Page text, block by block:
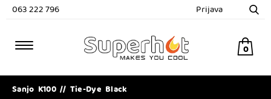
063 222 796 Prijava
Sanjo K100 // Tie-Dye Black
0